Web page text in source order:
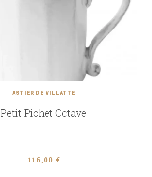
ASTIER DE VILLATTE
Petit Pichet Octave
116,00 €